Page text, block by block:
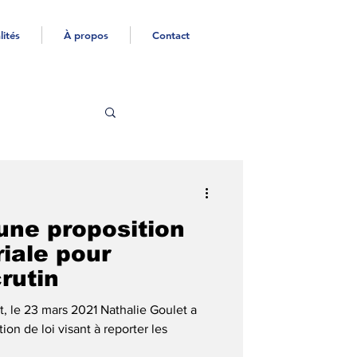
À propos Contact
proposition
pour
le 23 mars 2021 Nathalie Goulet a
de loi visant à reporter les